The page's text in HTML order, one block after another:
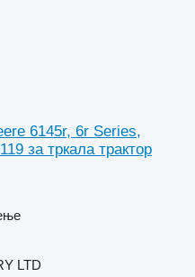
6145r, 6r Series,
за тркала трактор
LTD